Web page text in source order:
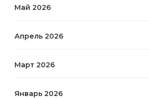
Май 2026
Апрель 2026
Март 2026
Январь 2026